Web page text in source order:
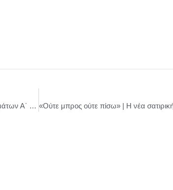
ΟΛΠ Α.Ε.: Παρουσίαση Οικονομικών Αποτελεσμάτων Α΄ Εξαμήνου 2025